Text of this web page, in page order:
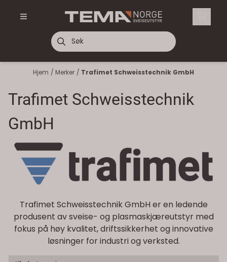
Hjem / Merker / Trafimet Schweisstechnik GmbH
Trafimet Schweisstechnik
GmbH
Trafimet Schweisstechnik GmbH er en ledende
produsent av sveise- og plasmaskjæreutstyr med
fokus på høy kvalitet, driftssikkerhet og innovative
løsninger for industri og verksted.